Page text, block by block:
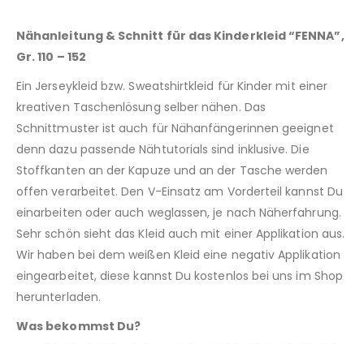
Nähanleitung & Schnitt für das Kinderkleid “FENNA”,
Gr. 110 – 152
Ein Jerseykleid bzw. Sweatshirtkleid für Kinder mit einer
kreativen Taschenlösung selber nähen. Das
Schnittmuster ist auch für Nähanfängerinnen geeignet
denn dazu passende Nähtutorials sind inklusive. Die
Stoffkanten an der Kapuze und an der Tasche werden
offen verarbeitet. Den V-Einsatz am Vorderteil kannst Du
einarbeiten oder auch weglassen, je nach Näherfahrung.
Sehr schön sieht das Kleid auch mit einer Applikation aus.
Wir haben bei dem weißen Kleid eine negativ Applikation
eingearbeitet, diese kannst Du kostenlos bei uns im Shop
herunterladen.
Was bekommst Du?